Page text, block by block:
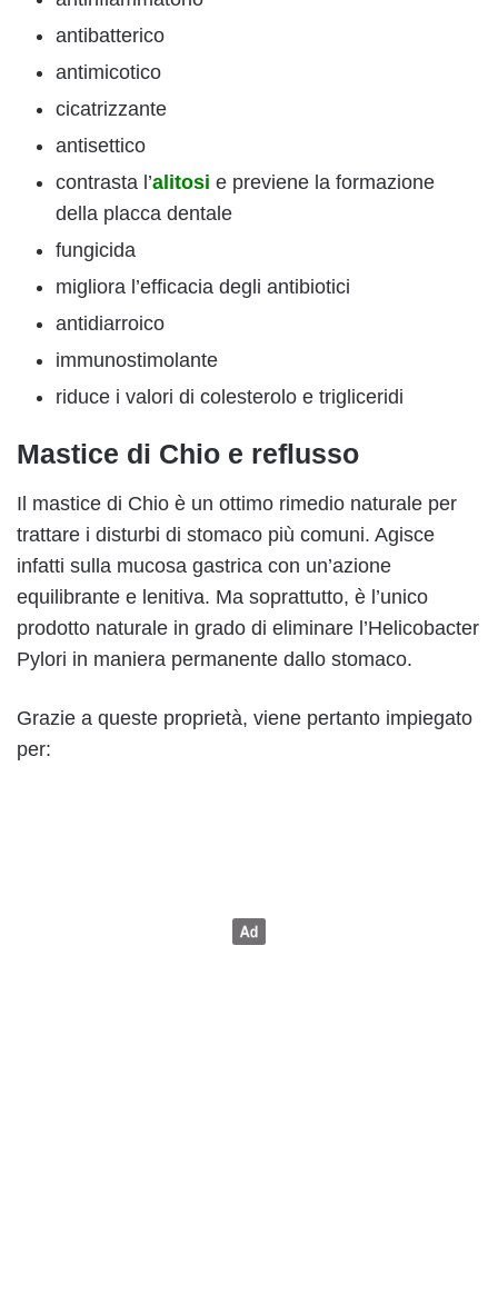
antibatterico
antimicotico
cicatrizzante
antisettico
contrasta l’alitosi e previene la formazione
della placca dentale
fungicida
migliora l’efficacia degli antibiotici
antidiarroico
immunostimolante
riduce i valori di colesterolo e trigliceridi
Mastice di Chio e reflusso
Il mastice di Chio è un ottimo rimedio naturale per
trattare i disturbi di stomaco più comuni. Agisce
infatti sulla mucosa gastrica con un’azione
equilibrante e lenitiva. Ma soprattutto, è l’unico
prodotto naturale in grado di eliminare l’Helicobacter
Pylori in maniera permanente dallo stomaco.
Grazie a queste proprietà, viene pertanto impiegato
per: